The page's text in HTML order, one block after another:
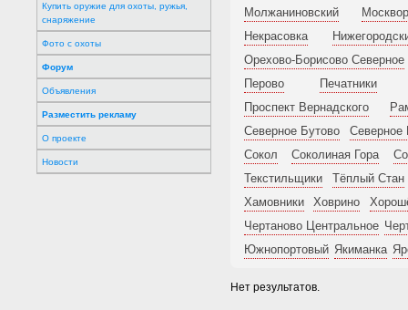
Купить оружие для охоты, ружья,
снаряжение
Фото с охоты
Форум
Объявления
Разместить рекламу
О проекте
Новости
Молжаниновский
Некрасовка
Орехово-Борисово Северное
Перово
Печатники
Проспект Вернадского
Северное Бутово
Северное
Сокол
Соколиная Гора
Текстильщики
Тёплый Стан
Хамовники
Ховрино
Чертаново Центральное
Южнопортовый Якиманка
Нет результатов.